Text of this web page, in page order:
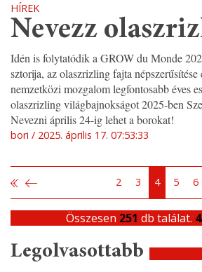
HÍREK
Nevezz
Idén is folytatódik a GROW du Monde
sztorija, az olaszrizling fajta
nemzetközi mozgalom legfontosabb éves
olaszrizling világbajnokságot 2025-ben
Nevezni április 24-ig lehet a borokat!
bori 2025. április 17. 07:53:33
2 3 4 5 6
Összesen 251 db találat.
Legolvasottabb